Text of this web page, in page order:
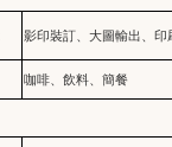
影印裝訂、大圖輸出、印
咖啡、飲料、簡餐